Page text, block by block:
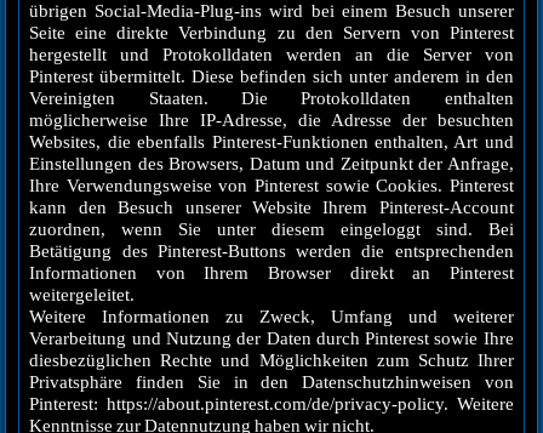
übrigen Social-Media-Plug-ins wird bei einem Besuch unserer
Seite eine direkte Verbindung zu den Servern von Pinterest
hergestellt und Protokolldaten werden an die Server von
Pinterest übermittelt. Diese befinden sich unter anderem in den
Vereinigten Staaten. Die Protokolldaten enthalten
möglicherweise Ihre IP-Adresse, die Adresse der besuchten
Websites, die ebenfalls Pinterest-Funktionen enthalten, Art und
Einstellungen des Browsers, Datum und Zeitpunkt der Anfrage,
Ihre Verwendungsweise von Pinterest sowie Cookies. Pinterest
kann den Besuch unserer Website Ihrem Pinterest-Account
zuordnen, wenn Sie unter diesem eingeloggt sind. Bei
Betätigung des Pinterest-Buttons werden die entsprechenden
Informationen von Ihrem Browser direkt an Pinterest
weitergeleitet.
Weitere Informationen zu Zweck, Umfang und weiterer
Verarbeitung und Nutzung der Daten durch Pinterest sowie Ihre
diesbezüglichen Rechte und Möglichkeiten zum Schutz Ihrer
Privatsphäre finden Sie in den Datenschutzhinweisen von
Pinterest: https://about.pinterest.com/de/privacy-policy. Weitere
Kenntnisse zur Datennutzung haben wir nicht.